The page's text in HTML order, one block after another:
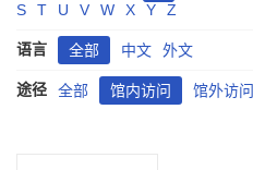
S
T U V W X Y Z
语言 全部 中文 外文
途径 全部 馆内访问 馆外访问